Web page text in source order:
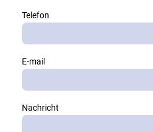
Telefon
E-mail
Nachricht